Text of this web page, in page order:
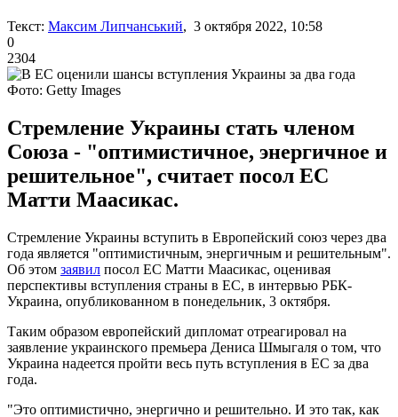
Текст: Максим Липчанський, 3 октября 2022, 10:58
0
2304
Фото: Getty Images
Стремление Украины стать членом
Союза - "оптимистичное, энергичное и
решительное", считает посол ЕС
Матти Маасикас.
Стремление Украины вступить в Европейский союз через два
года является "оптимистичным, энергичным и решительным".
Об этом заявил посол ЕС Матти Маасикас, оценивая
перспективы вступления страны в ЕС, в интервью РБК-
Украина, опубликованном в понедельник, 3 октября.
Таким образом европейский дипломат отреагировал на
заявление украинского премьера Дениса Шмыгаля о том, что
Украина надеется пройти весь путь вступления в ЕС за два
года.
"Это оптимистично, энергично и решительно. И это так, как